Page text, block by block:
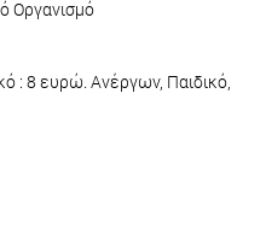
Οργανισμό
: 8 ευρώ. Ανέργων, Παιδικό,